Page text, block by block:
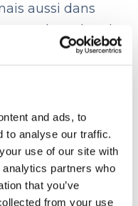
and ads, to
to analyse our traffic.
use of our site with
partners who
that you’ve
from your use
aussi dans
la recherche
à des clubs
ou
de networking
cela est un
de la